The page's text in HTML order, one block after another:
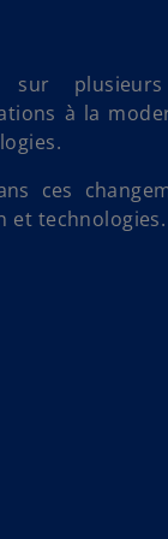
plusieurs
à la
ces
et technologies.